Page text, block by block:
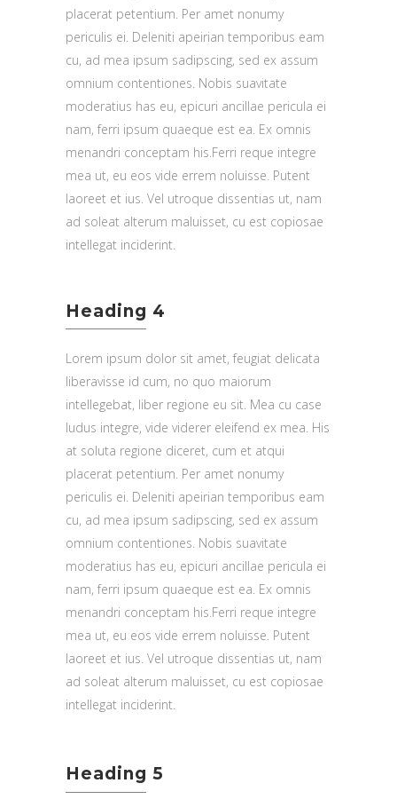
placerat petentium. Per amet nonumy
periculis ei. Deleniti apeirian temporibus eam
cu, ad mea ipsum sadipscing, sed ex assum
omnium contentiones. Nobis suavitate
moderatius has eu, epicuri ancillae pericula ei
nam, ferri ipsum quaeque est ea. Ex omnis
menandri conceptam his.Ferri reque integre
mea ut, eu eos vide errem noluisse. Putent
laoreet et ius. Vel utroque dissentias ut, nam
ad soleat alterum maluisset, cu est copiosae
intellegat inciderint.
Heading 4
Lorem ipsum dolor sit amet, feugiat delicata
liberavisse id cum, no quo maiorum
intellegebat, liber regione eu sit. Mea cu case
ludus integre, vide viderer eleifend ex mea. His
at soluta regione diceret, cum et atqui
placerat petentium. Per amet nonumy
periculis ei. Deleniti apeirian temporibus eam
cu, ad mea ipsum sadipscing, sed ex assum
omnium contentiones. Nobis suavitate
moderatius has eu, epicuri ancillae pericula ei
nam, ferri ipsum quaeque est ea. Ex omnis
menandri conceptam his.Ferri reque integre
mea ut, eu eos vide errem noluisse. Putent
laoreet et ius. Vel utroque dissentias ut, nam
ad soleat alterum maluisset, cu est copiosae
intellegat inciderint.
Heading 5